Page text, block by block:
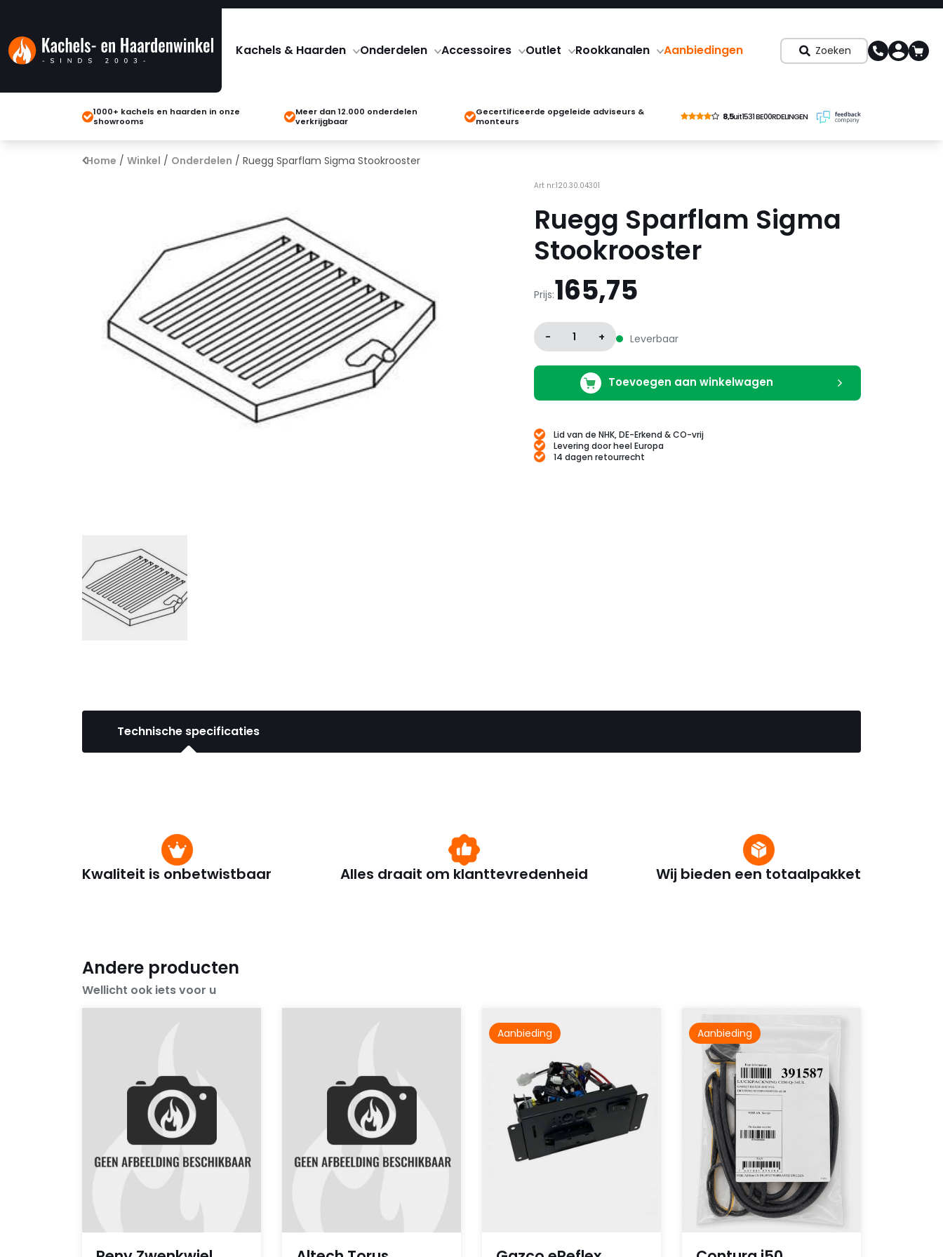
Kachels & Haarden Onderdelen Accessoires Outlet Rookkanalen Aanbiedingen Zoeken
1000+ kachels en haarden in onze
showrooms
Meer dan 12.000 onderdelen
verkrijgbaar
Gecertificeerde opgeleide adviseurs &
monteurs
8,5uit1531 BE00RDELINGEN
Home / Winkel / Onderdelen / Ruegg Sparflam Sigma Stookrooster
Art nr:120.30.04301
Ruegg Sparflam Sigma
Stookrooster
Prijs:165,75
- 1 + Leverbaar
Toevoegen aan winkelwagen
Lid van de NHK, DE-Erkend & CO-vrij
Levering door heel Europa
14 dagen retourrecht
Technische specificaties
Kwaliteit is onbetwistbaar Alles draait om klanttevredenheid Wij bieden een totaalpakket
Andere producten
Wellicht ook iets voor u
Aanbieding Aanbieding